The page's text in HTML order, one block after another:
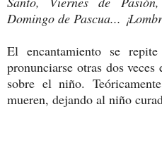
Domingo de Pascua...
El encantamiento se
pronunciarse otras dos
sobre el niño.
mueren, dejando al niño